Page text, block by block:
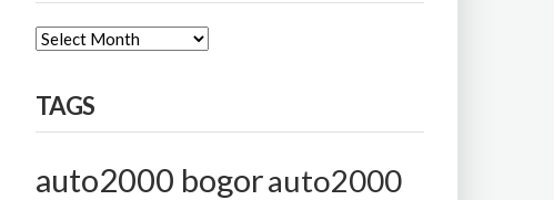
ARCHIVE
TAGS
auto2000 bogorauto2000